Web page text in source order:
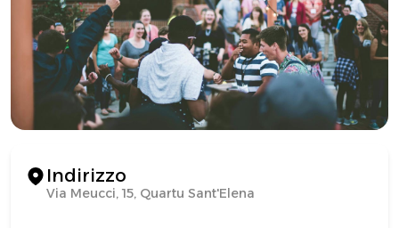
Indirizzo
Via Meucci, 15, Quartu Sant'Elena